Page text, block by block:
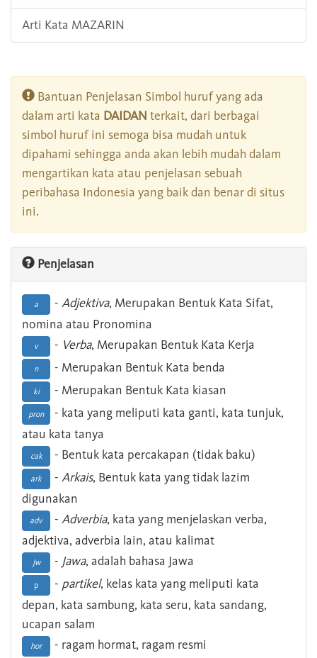
Arti Kata MAZARIN
Bantuan Penjelasan Simbol huruf yang ada
dalam arti kata DAIDAN terkait, dari berbagai
simbol huruf ini semoga bisa mudah untuk
dipahami sehingga anda akan lebih mudah dalam
mengartikan kata atau penjelasan sebuah
peribahasa Indonesia yang baik dan benar di situs
ini.
Penjelasan
a - Adjektiva, Merupakan Bentuk Kata Sifat,
nomina atau Pronomina
v - Verba, Merupakan Bentuk Kata Kerja
n - Merupakan Bentuk Kata benda
ki - Merupakan Bentuk Kata kiasan
pron
- kata yang meliputi kata ganti, kata tunjuk,
atau kata tanya
cak - Bentuk kata percakapan (tidak baku)
ark - Arkais, Bentuk kata yang tidak lazim
digunakan
adv - Adverbia, kata yang menjelaskan verba,
adjektiva, adverbia lain, atau kalimat
Jw - Jawa, adalah bahasa Jawa
p - partikel, kelas kata yang meliputi kata
depan, kata sambung, kata seru, kata sandang,
ucapan salam
hor - ragam hormat, ragam resmi